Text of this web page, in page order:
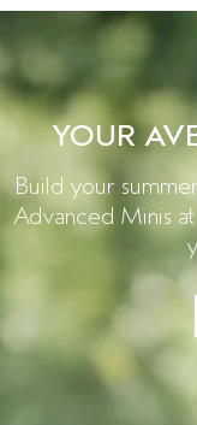
EMPFINDLICHE
PURE ABUNDANCE
ALLE
YOUR
Build your
Advanced Minis